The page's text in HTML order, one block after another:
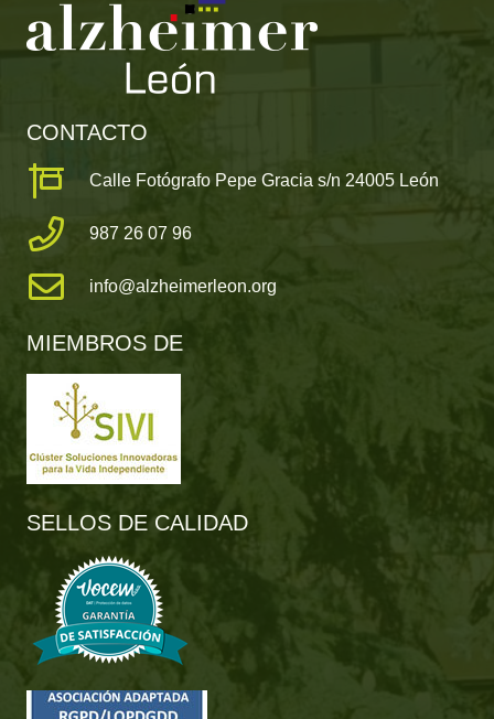
CONTACTO
Calle Fotógrafo Pepe Gracia s/n 24005 León
987 26 07 96
info@alzheimerleon.org
MIEMBROS DE
SELLOS DE CALIDAD